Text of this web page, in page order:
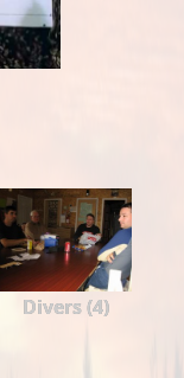
Divers (4)